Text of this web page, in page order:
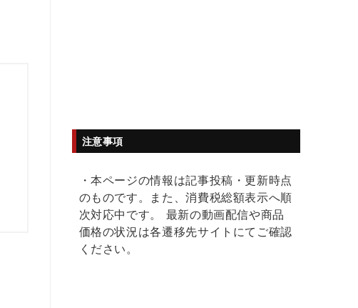
注意事項
・本ページの情報は記事投稿・更新時点
のものです。また、消費税総額表示へ順
次対応中です。 最新の動画配信や商品
価格の状況は各遷移先サイトにてご確認
ください。